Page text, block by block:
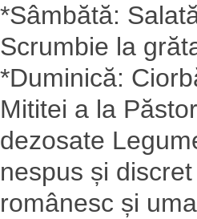
*Sâmbătă:
Scrumbie la
*Duminică:
Mititei a la
dezosate
nespus și
românesc și